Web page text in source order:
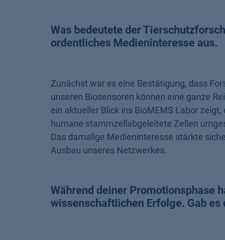
Was bedeutete der
ordentliches Medieninteresse aus.
Zunächst war es eine Bestätigung, dass
unseren Biosensoren können eine ganze
ein aktueller Blick ins BioMEMS Labor
humane stammzellabgeleitete Zellen
Das damalige Medieninteresse stärkte
Ausbau unseres Netzwerkes.
Während deiner Promotionsphase
wissenschaftlichen Erfolge. Gab